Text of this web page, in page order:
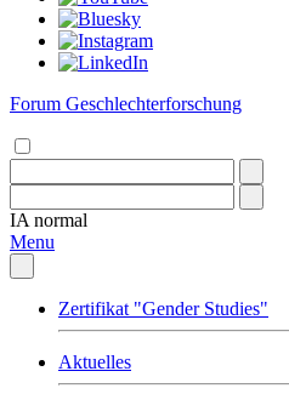
Forum Geschlechterforschung
IA normal
Menu
Zertifikat "Gender Studies"
Aktuelles